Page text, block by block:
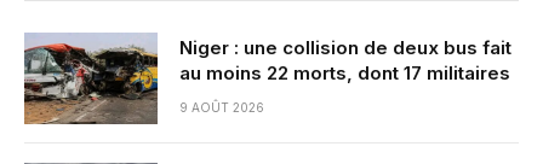
Niger : une collision de deux bus fait
au moins 22 morts, dont 17 militaires
9 AOÛT 2026